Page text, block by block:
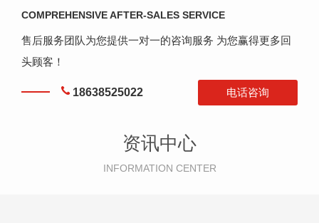
COMPREHENSIVE AFTER-SALES SERVICE
售后服务团队为您提供一对一的咨询服务 为您赢得更多回
头顾客！
18638525022 电话咨询
资讯中心
INFORMATION CENTER